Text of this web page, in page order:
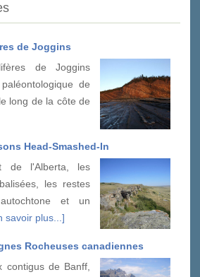
de Joggins
de Joggins
de
long de la côte de
Head-Smashed-In
de l'Alberta, les
les restes
et un
savoir plus...]
Rocheuses canadiennes
contigus de Banff,